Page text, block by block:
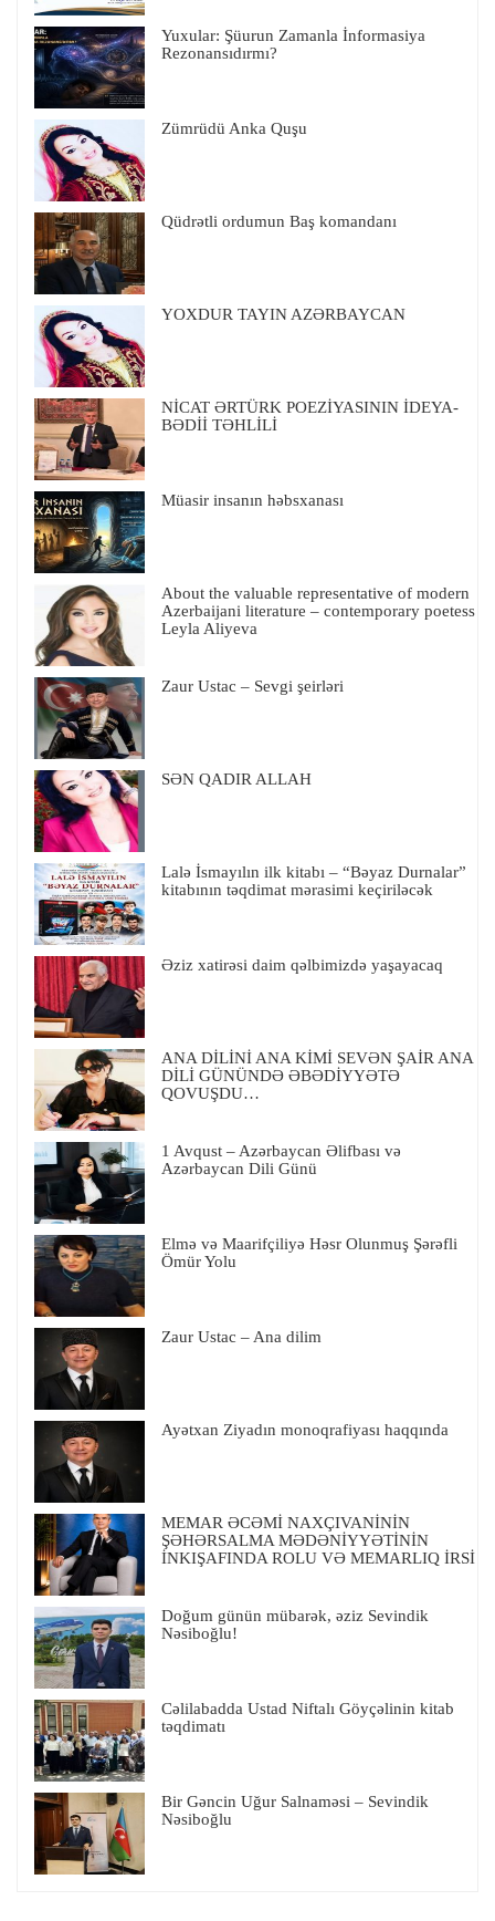
Yuxular: Şüurun Zamanla İnformasiya
Rezonansıdırmı?
Zümrüdü Anka Quşu
Qüdrətli ordumun Baş komandanı
YOXDUR TAYIN AZƏRBAYCAN
NİCAT ƏRTÜRK POEZİYASININ İDEYA-
BƏDİİ TƏHLİLİ
Müasir insanın həbsxanası
About the valuable representative of modern
Azerbaijani literature – contemporary poetess
Leyla Aliyeva
Zaur Ustac – Sevgi şeirləri
SƏN QADIR ALLAH
Lalə İsmayılın ilk kitabı – “Bəyaz Durnalar”
kitabının təqdimat mərasimi keçiriləcək
Əziz xatirəsi daim qəlbimizdə yaşayacaq
ANA DİLİNİ ANA KİMİ SEVƏN ŞAİR ANA
DİLİ GÜNÜNDƏ ƏBƏDİYYƏTƏ
QOVUŞDU…
1 Avqust – Azərbaycan Əlifbası və
Azərbaycan Dili Günü
Elmə və Maarifçiliyə Həsr Olunmuş Şərəfli
Ömür Yolu
Zaur Ustac – Ana dilim
Ayətxan Ziyadın monoqrafiyası haqqında
MEMAR ƏCƏMİ NAXÇIVANİNİN
ŞƏHƏRSALMA MƏDƏNİYYƏTİNİN
İNKIŞAFINDA ROLU VƏ MEMARLIQ İRSİ
Doğum günün mübarək, əziz Sevindik
Nəsiboğlu!
Cəlilabadda Ustad Niftalı Göyçəlinin kitab
təqdimatı
Bir Gəncin Uğur Salnaməsi – Sevindik
Nəsiboğlu